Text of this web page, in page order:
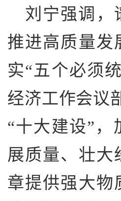
刘宁强调，
推进高质量发
实“五个必须
经济工作会议
“十大建设”
展质量、壮大
章提供强大物